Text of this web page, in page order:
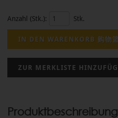
Anzahl (Stk.): Stk.
Produktbeschreibung